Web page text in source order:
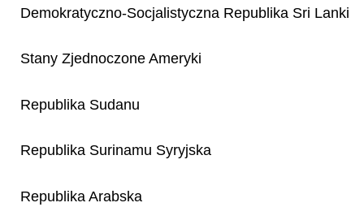
Demokratyczno-Socjalistyczna Republika Sri Lanki
Stany Zjednoczone Ameryki
Republika Sudanu
Republika Surinamu Syryjska
Republika Arabska